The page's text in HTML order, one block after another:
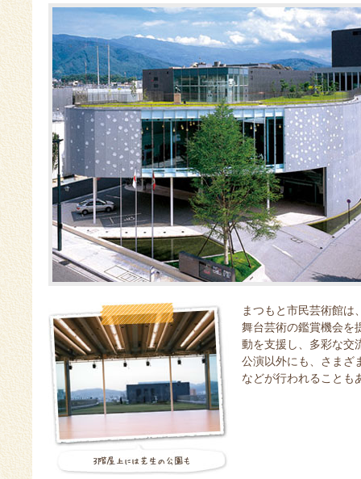
まつもと市民芸術館は
舞台芸術の鑑賞機会を
動を支援し、多彩な交
公演以外にも、さまざ
などが行われることも